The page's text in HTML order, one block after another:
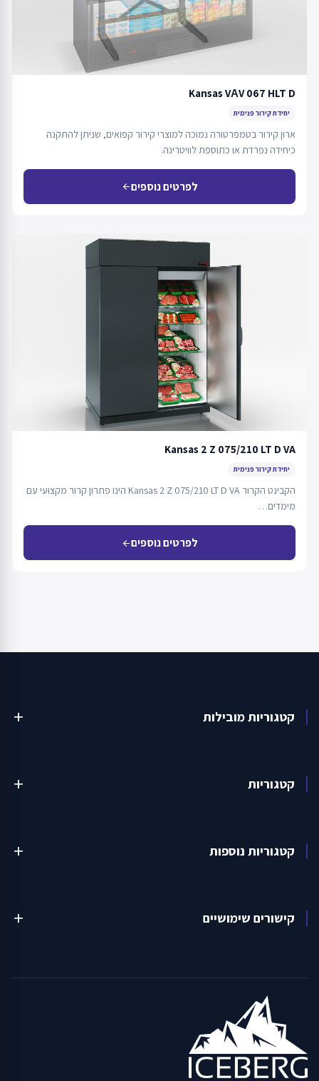
Kansas VАV 067 HLT D
יחידת קירור פנימית
ארון קירור בטמפרטורה נמוכה למוצרי קירור קפואים, שניתן להתקנה
כיחידה נפרדת או כתוספת לוויטרינה.
לפרטים נוספיםarrow_back
Kansas 2 Z 075/210 LT D VA
יחידת קירור פנימית
הקבינט הקרור Kansas 2 Z 075/210 LT D VA הינו פתרון קרור מקצועי עם
מימדים…
לפרטים נוספיםarrow_back
קטגוריות מובילות add
קטגוריות add
קטגוריות נוספות add
קישורים שימושיים add